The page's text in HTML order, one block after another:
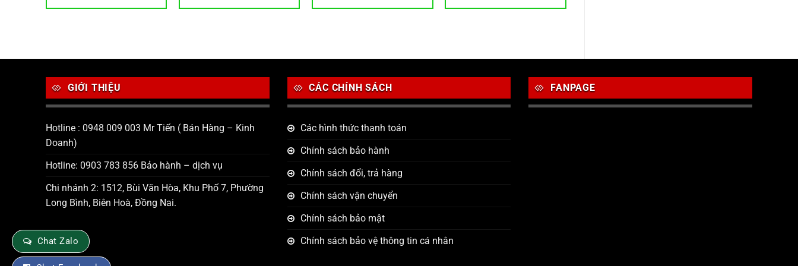
GIỚI THIỆU
Hotline : 0948 009 003 Mr Tiến ( Bán Hàng – Kinh
Doanh)
Hotline: 0903 783 856 Bảo hành – dịch vụ
Chi nhánh 2: 1512, Bùi Văn Hòa, Khu Phố 7, Phường
Long Bình, Biên Hoà, Đồng Nai.
CÁC CHÍNH SÁCH
Các hình thức thanh toán
Chính sách bảo hành
Chính sách đổi, trả hàng
Chính sách vận chuyển
Chính sách bảo mật
Chính sách bảo vệ thông tin cá nhân
FANPAGE
Chat Zalo